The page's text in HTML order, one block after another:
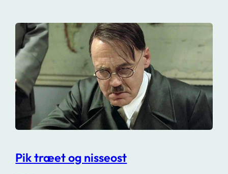
Pik træet og nisseost